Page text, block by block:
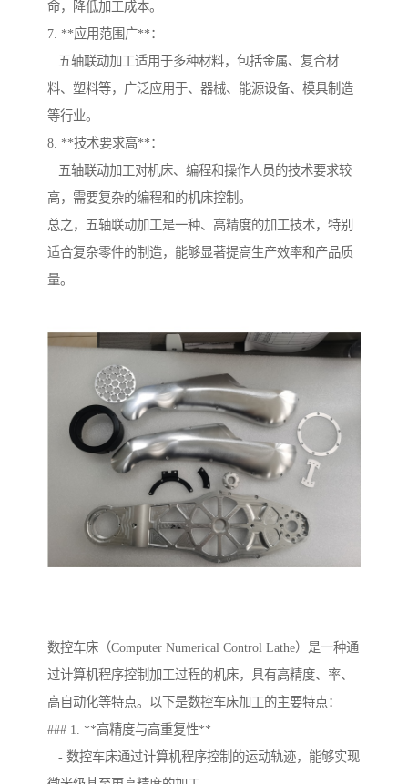
命，降低加工成本。
7. **应用范围广**：
五轴联动加工适用于多种材料，包括金属、复合材
料、塑料等，广泛应用于、器械、能源设备、模具制造
等行业。
8. **技术要求高**：
五轴联动加工对机床、编程和操作人员的技术要求较
高，需要复杂的编程和的机床控制。
总之，五轴联动加工是一种、高精度的加工技术，特别
适合复杂零件的制造，能够显著提高生产效率和产品质
量。
数控车床（Computer Numerical Control Lathe）是一种通
过计算机程序控制加工过程的机床，具有高精度、率、
高自动化等特点。以下是数控车床加工的主要特点：
### 1. **高精度与高重复性**
- 数控车床通过计算机程序控制的运动轨迹，能够实现